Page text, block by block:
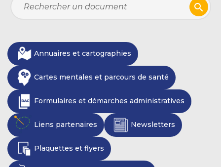
Annuaires et cartographies
Cartes mentales et parcours de santé
Formulaires et démarches administratives
Liens partenaires Newsletters
Plaquettes et flyers